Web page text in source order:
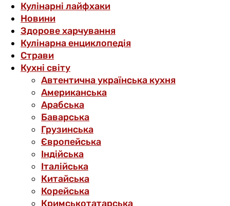
Кулінарні лайфхаки
Новини
Здорове харчування
Кулінарна енциклопедія
Страви
Кухні світу
Автентична українська кухня
Американська
Арабська
Баварська
Грузинська
Європейська
Індійська
Італійська
Китайська
Корейська
Кримськотатарська